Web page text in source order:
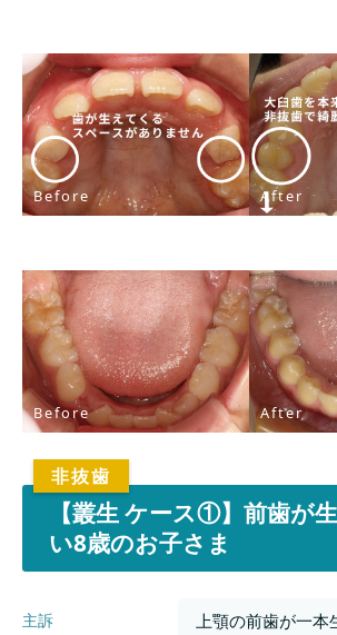
Before After
Before After
【叢生 ケース①】前歯が
い8歳のお子さま
主訴 上顎の前歯が一本